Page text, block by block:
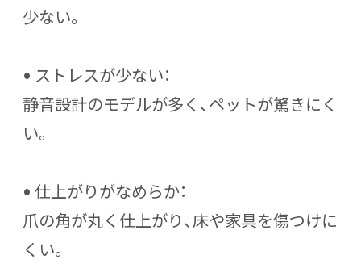
少ない。
• ストレスが少ない：
静音設計のモデルが多く、ペットが驚きにく
い。
• 仕上がりがなめらか：
爪の角が丸く仕上がり、床や家具を傷つけに
くい。